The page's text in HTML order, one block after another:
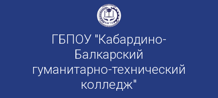
ГБПОУ "Кабардино-
Балкарский
гуманитарно-технический
колледж"